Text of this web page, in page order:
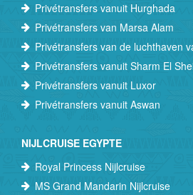
Privétransfers vanuit Hurghada
Privétransfers van Marsa Alam
Privétransfers van de luchthaven
Privétransfers vanuit Sharm El
Privétransfers vanuit Luxor
Privétransfers vanuit Aswan
NIJLCRUISE EGYPTE
Royal Princess Nijlcruise
MS Grand Mandarin Nijlcruise